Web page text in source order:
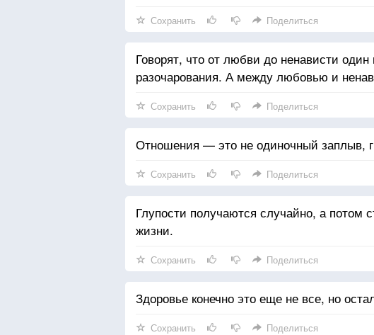
Сохранить Поделиться
Говорят, что от любви до ненависти
разочарования. А между любовью и
Сохранить Поделиться
Отношения — это не одиночный заплыв,
Сохранить Поделиться
Глупости получаются случайно, а
жизни.
Сохранить Поделиться
Здоровье конечно это еще не все, но
Сохранить Поделиться